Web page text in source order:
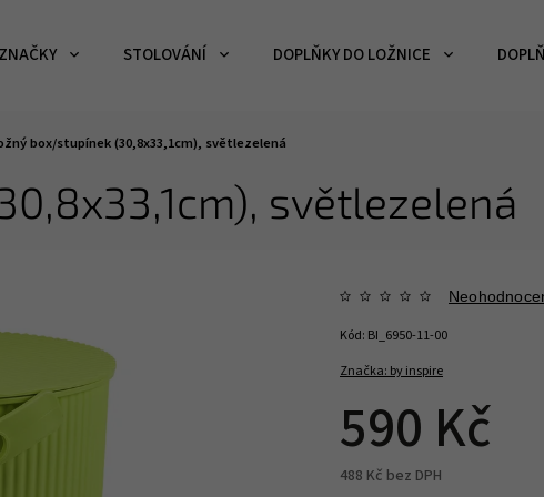
ZNAČKY STOLOVÁNÍ DOPLŇKY DO LOŽNICE
box/stupínek (30,8x33,1cm), světlezelená
světlezelená
Značka: by inspire
590 Kč
488 Kč bez DPH
Kód: BI_6950-11-00